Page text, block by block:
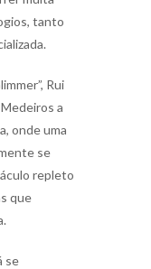
tanto
Rui
a
onde uma
se
repleto
que
se